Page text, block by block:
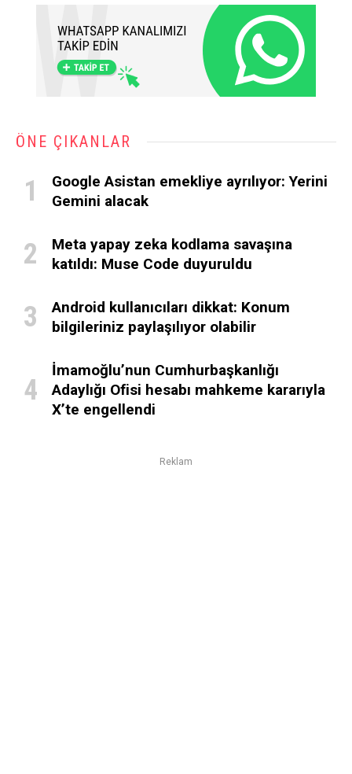
ÖNE ÇIKANLAR
Google Asistan emekliye ayrılıyor: Yerini
Gemini alacak
Meta yapay zeka kodlama savaşına
katıldı: Muse Code duyuruldu
Android kullanıcıları dikkat: Konum
bilgileriniz paylaşılıyor olabilir
İmamoğlu’nun Cumhurbaşkanlığı
Adaylığı Ofisi hesabı mahkeme kararıyla
X’te engellendi
Reklam